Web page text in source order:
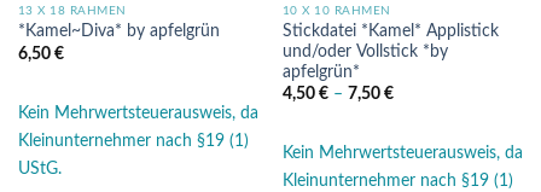
13 X 18 RAHMEN
*Kamel~Diva* by apfelgrün
6,50 €
Kein Mehrwertsteuerausweis, da
Kleinunternehmer nach §19 (1)
UStG.
10 X 10 RAHMEN
Stickdatei *Kamel* Applistick
und/oder Vollstick *by
apfelgrün*
4,50 €– 7,50 €
Kein Mehrwertsteuerausweis, da
Kleinunternehmer nach §19 (1)